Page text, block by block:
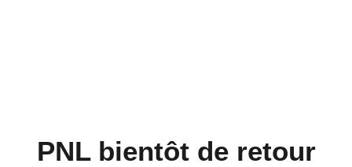
PNL bientôt de retour